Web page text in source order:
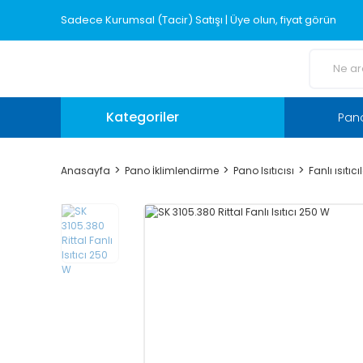
Sadece Kurumsal (Tacir) Satışı | Üye olun, fiyat görün
Kategoriler
Anasayfa Pano İklimlendirme Pano Isıtıcısı Fanlı